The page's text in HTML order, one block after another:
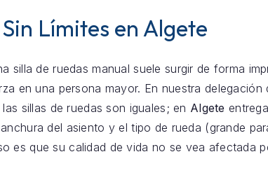
Límites en Algete
silla de ruedas manual suele surgir de forma
en una persona mayor. En nuestra delegación
sillas de ruedas son iguales; en Algete
del asiento y el tipo de rueda (grande
es que su calidad de vida no se vea afectada